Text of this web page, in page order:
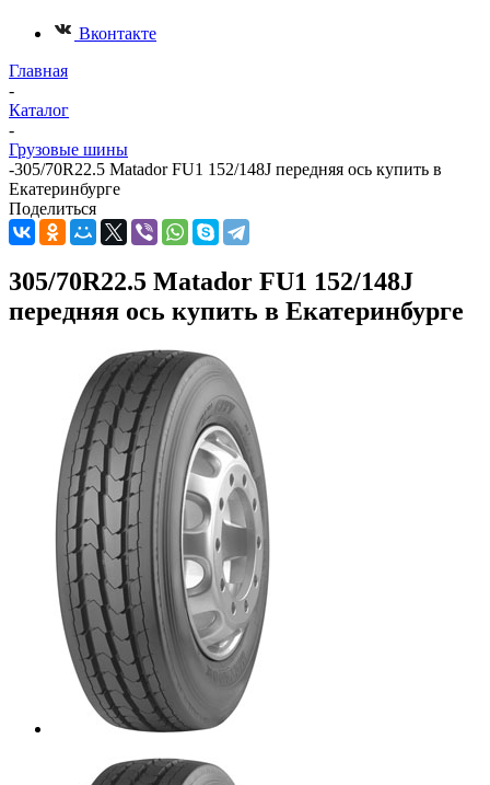
Вконтакте
Главная
-
Каталог
-
Грузовые шины
-305/70R22.5 Matador FU1 152/148J передняя ось купить в
Екатеринбурге
Поделиться
305/70R22.5 Matador FU1 152/148J
передняя ось купить в Екатеринбурге